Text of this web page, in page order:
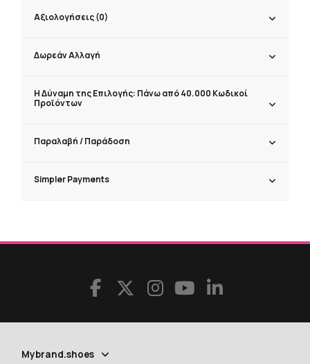
Αξιολογήσεις (0)
Δωρεάν Αλλαγή
Η Δύναμη της Επιλογής: Πάνω από 40.000 Κωδικοί
Προϊόντων
Παραλαβή / Παράδoση
Simpler Payments
Mybrand.shoes